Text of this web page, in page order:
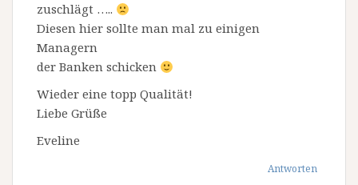
zuschlägt …..
Diesen hier sollte man mal zu einigen
Managern
der Banken schicken
Wieder eine topp Qualität!
Liebe Grüße
Eveline
Antworten